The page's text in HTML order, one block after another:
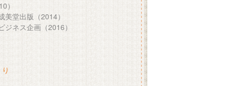
）
堂出版（2014）
ネス企画（2016）